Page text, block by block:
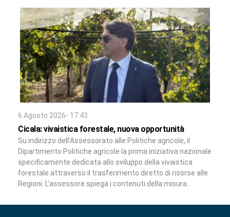
6 Agosto 2026- 17:43
Cicala: vivaistica forestale, nuova opportunità
Su indirizzo dell’Assessorato alle Politiche agricole, il
Dipartimento Politiche agricole la prima iniziativa nazionale
specificamente dedicata allo sviluppo della vivaistica
forestale attraverso il trasferimento diretto di risorse alle
Regioni. L’assessore spiega i contenuti della misura.